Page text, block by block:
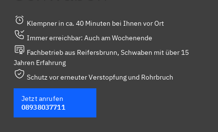
Klempner in ca. 40 Minuten bei Ihnen vor Ort
Immer erreichbar: Auch am Wochenende
Fachbetrieb aus Reifersbrunn, Schwaben mit über 15
Jahren Erfahrung
Schutz vor erneuter Verstopfung und Rohrbruch
Jetzt anrufen
08938037711